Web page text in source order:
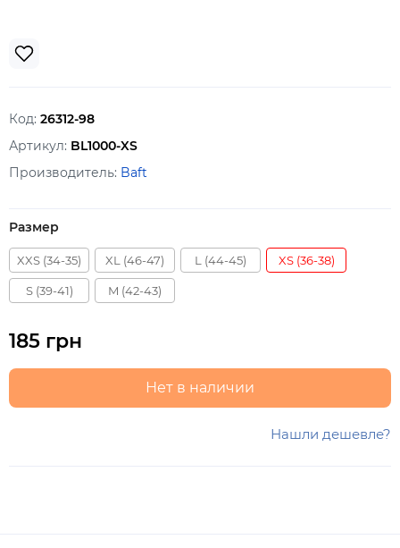
Код: 26312-98
Артикул: BL1000-XS
Производитель: Baft
Размер
XXS (34-35) XL (46-47) L (44-45) XS (36-38)
S (39-41) M (42-43)
185 грн
Нет в наличии
Нашли дешевле?